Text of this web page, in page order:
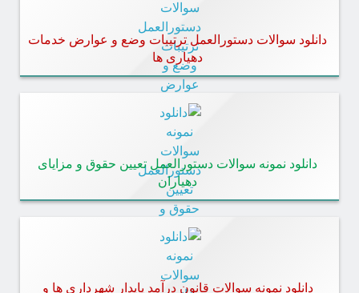
دانلود سوالات دستورالعمل ترتیبات وضع و عوارض خدمات
دهیاری‌ ها
دانلود نمونه سوالات دستورالعمل تعیین حقوق و مزایای
دهیاران
دانلود نمونه سوالات قانون درآمد پایدار شهرداری‌ ها و